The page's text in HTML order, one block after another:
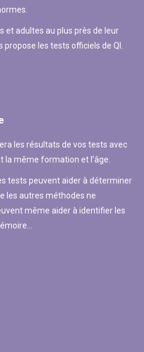
et adultes au plus près de leur
les tests officiels de QI.
les résultats de vos tests avec
la même formation et l’âge.
tests peuvent aider à déterminer
les autres méthodes ne
même aider à identifier les